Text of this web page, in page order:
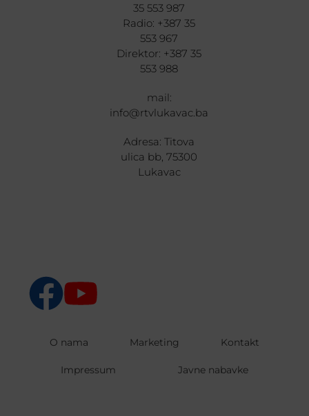
35 553 987
Radio: +387 35
553 967
Direktor: +387 35
553 988
mail:
info@rtvlukavac.ba
Adresa: Titova
ulica bb, 75300
Lukavac
O nama Marketing Kontakt
Impressum Javne nabavke